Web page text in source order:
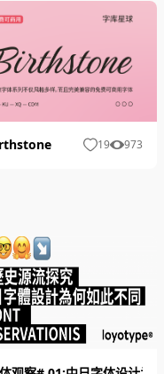
19 973